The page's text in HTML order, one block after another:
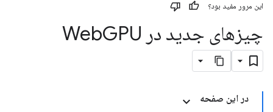
این مرور مفید بود؟
چیزهای جدید در Web GPU
در این صفحه